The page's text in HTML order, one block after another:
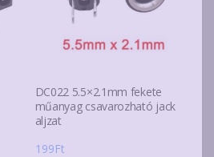
DC022 5.5×2.1mm fekete
műanyag csavarozható jack
aljzat
199Ft